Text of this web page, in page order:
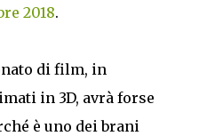
2018.
di film, in
in 3D, avrà forse
è uno dei brani